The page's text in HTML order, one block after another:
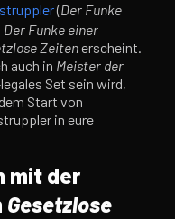
(Der Funke
Der Funke einer
Zeitenerscheint.
auch in Meister der
Set sein wird,
Start von
in eure
mit der
Gesetzlose